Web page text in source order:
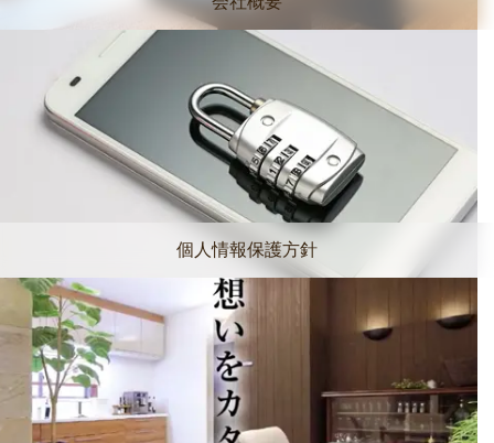
個人情報保護方針